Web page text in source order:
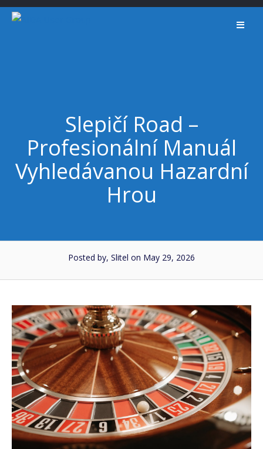
Skip
Slepičí Road –
Profesionální Manuál
Vyhledávanou Hazardní
Hrou
Posted by, Slitel on May 29, 2026